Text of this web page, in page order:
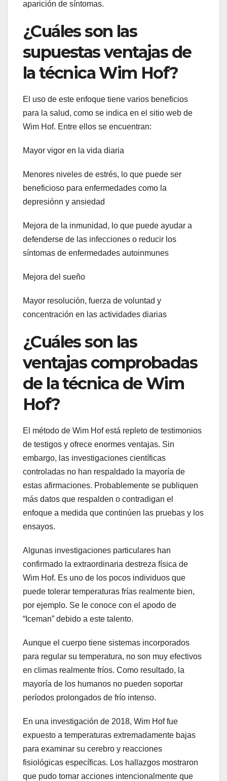
aparición de síntomas.
¿Cuáles son las
supuestas ventajas de
la técnica Wim Hof?
El uso de este enfoque tiene varios beneficios
para la salud, como se indica en el sitio web de
Wim Hof. Entre ellos se encuentran:
Mayor vigor en la vida diaria
Menores niveles de estrés, lo que puede ser
beneficioso para enfermedades como la
depresiónn y ansiedad
Mejora de la inmunidad, lo que puede ayudar a
defenderse de las infecciones o reducir los
síntomas de enfermedades autoinmunes
Mejora del sueño
Mayor resolución, fuerza de voluntad y
concentración en las actividades diarias
¿Cuáles son las
ventajas comprobadas
de la técnica de Wim
Hof?
El método de Wim Hof ​​está repleto de testimonios
de testigos y ofrece enormes ventajas. Sin
embargo, las investigaciones científicas
controladas no han respaldado la mayoría de
estas afirmaciones. Probablemente se publiquen
más datos que respalden o contradigan el
enfoque a medida que continúen las pruebas y los
ensayos.
Algunas investigaciones particulares han
confirmado la extraordinaria destreza física de
Wim Hof. Es uno de los pocos individuos que
puede tolerar temperaturas frías realmente bien,
por ejemplo. Se le conoce con el apodo de
“Iceman” debido a este talento.
Aunque el cuerpo tiene sistemas incorporados
para regular su temperatura, no son muy efectivos
en climas realmente fríos. Como resultado, la
mayoría de los humanos no pueden soportar
períodos prolongados de frío intenso.
En una investigación de 2018, Wim Hof ​​fue
expuesto a temperaturas extremadamente bajas
para examinar su cerebro y reacciones
fisiológicas específicas. Los hallazgos mostraron
que pudo tomar acciones intencionalmente que